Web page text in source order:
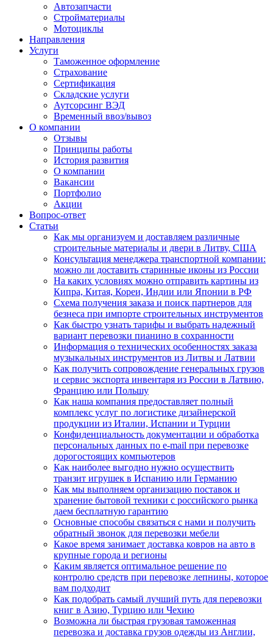
Автозапчасти
Стройматериалы
Мотоциклы
Направления
Услуги
Таможенное оформление
Страхование
Сертификация
Складские услуги
Аутсорсинг ВЭД
Временный ввоз/вывоз
О компании
Отзывы
Принципы работы
История развития
О компании
Вакансии
Портфолио
Акции
Вопрос-ответ
Статьи
Как мы организуем и доставляем различные
строительные материалы и двери в Литву, США
Консультация менеджера транспортной компании:
можно ли доставить старинные иконы из России
На каких условиях можно отправить картины из
Кипра, Китая, Кореи, Индии или Японии в РФ
Схема получения заказа и поиск партнеров для
безнеса при импорте строительных инструментов
Как быстро узнать тарифы и выбрать надежный
вариант перевозки пианино в сохранности
Информация о технических особенностях заказа
музыкальных инструментов из Литвы и Латвии
Как получить сопровождение генеральных грузов
и сервис экспорта инвентаря из России в Латвию,
Францию или Польшу
Как наша компания предоставляет полный
комплекс услуг по логистике дизайнерской
продукции из Италии, Испании и Турции
Конфиденциальность документации и обработка
персональных данных по e-mail при перевозке
дорогостоящих компьютеров
Как наиболее выгодно нужно осуществить
транзит игрушек в Испанию или Германию
Как мы выполняем организацию поставок и
хранение бытовой техники с российского рынка
даем бесплатную гарантию
Основные способы связаться с нами и получить
обратный звонок для перевозки мебели
Какое время занимает доставка ковров на авто в
крупные города и регионы
Каким является оптимальное решение по
контролю средств при перевозке лепнины, которое
вам подходит
Как подобрать самый лучший путь для перевозки
книг в Азию, Турцию или Чехию
Возможна ли быстрая грузовая таможенная
перевозка и доставка грузов одежды из Англии,